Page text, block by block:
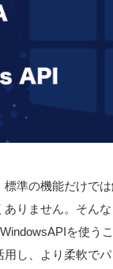
準の機能だけで
りません。そん
を使う
し、より柔軟で